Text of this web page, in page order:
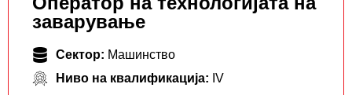
заварување
Сектор: Машинство
Ниво на квалификација: IV